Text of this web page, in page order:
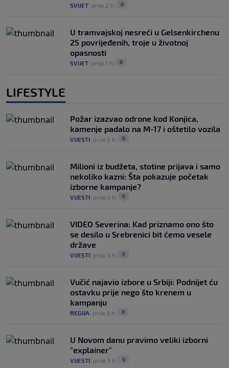
SVIJET prije 2 h 0
U tramvajskoj nesreći u Gelsenkirchenu
25 povrijeđenih, troje u životnoj
opasnosti
SVIJET prije 1 h 0
LIFESTYLE
Požar izazvao odrone kod Konjica,
kamenje padalo na M-17 i oštetilo vozila
VIJESTI prije 2 h 0
Milioni iz budžeta, stotine prijava i samo
nekoliko kazni: Šta pokazuje početak
izborne kampanje?
VIJESTI prije 3 h 0
VIDEO Severina: Kad priznamo ono što
se desilo u Srebrenici bit ćemo vesele
države
VIJESTI prije 3 h 0
Vučić najavio izbore u Srbiji: Podnijet ću
ostavku prije nego što krenem u
kampanju
REGIJA prije 3 h 0
U Novom danu pravimo veliki izborni
"explainer"
VIJESTI prije 3 h 0